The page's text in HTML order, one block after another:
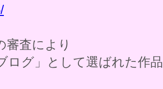
審査により
ログ」として選ばれた作品